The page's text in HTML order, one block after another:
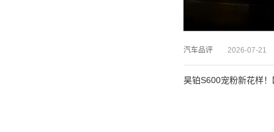
汽车品评 2026-07-21
昊铂S600宠粉新花样